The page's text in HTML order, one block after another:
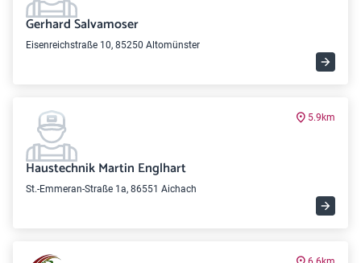
Gerhard Salvamoser
Eisenreichstraße 10, 85250 Altomünster
5.9km
Haustechnik Martin Englhart
St.-Emmeran-Straße 1a, 86551 Aichach